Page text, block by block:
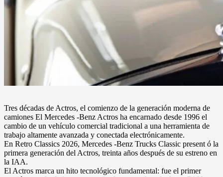
Tres décadas de Actros, el comienzo de la generación moderna de
camiones El Mercedes -Benz Actros ha encarnado desde 1996 el
cambio de un vehículo comercial tradicional a una herramienta de
trabajo altamente avanzada y conectada electrónicamente.
En Retro Classics 2026, Mercedes -Benz Trucks Classic present ó la
primera generación del Actros, treinta años después de su estreno en
la IAA.
El Actros marca un hito tecnológico fundamental: fue el primer